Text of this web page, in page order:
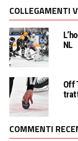
COLLEGAMENTI
NL
Off
COMMENTI